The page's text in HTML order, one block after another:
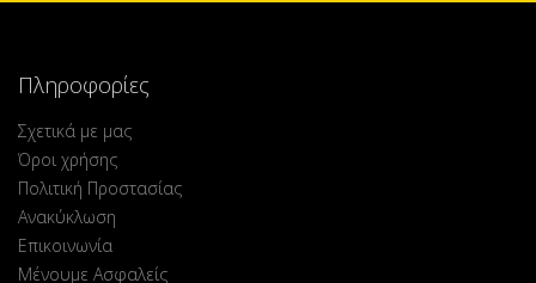
Πληροφορίες
Σχετικά με μας
Όροι χρήσης
Πολιτική Προστασίας
Ανακύκλωση
Επικοινωνία
Μένουμε Ασφαλείς